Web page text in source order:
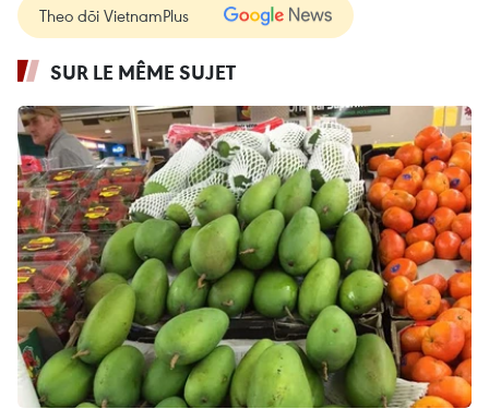
Theo dõi VietnamPlus
SUR LE MÊME SUJET